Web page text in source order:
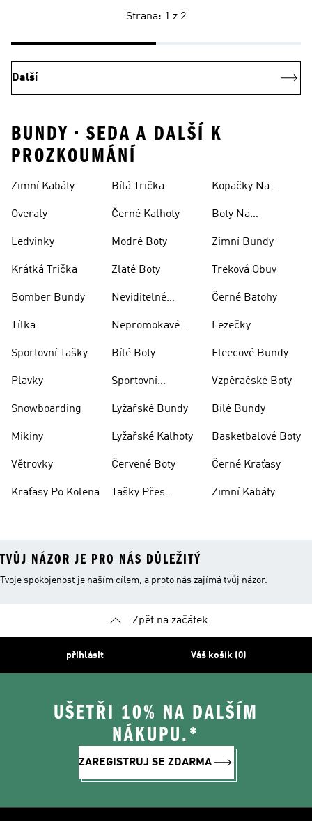
Strana: 1 z 2
Další
BUNDY • SEDA A DALŠÍ K
PROZKOUMÁNÍ
Zimní Kabáty
Overaly
Ledvinky
Krátká Trička
Bomber Bundy
Tílka
Sportovní Tašky
Plavky
Snowboarding
Mikiny
Větrovky
Kraťasy Po Kolena
Bílá Trička
Černé Kalhoty
Modré Boty
Zlaté Boty
Neviditelné
Nepromokavé
Bílé Boty
Sportovní
Lyžařské Bundy
Lyžařské Kalhoty
Červené Boty
Tašky Přes
Kopačky Na
Boty Na
Zimní Bundy
Treková Obuv
Černé Batohy
Lezečky
Fleecové Bundy
Vzpěračské Boty
Bílé Bundy
Basketbalové Boty
Černé Kraťasy
Zimní Kabáty
TVŮJ NÁZOR JE PRO NÁS DŮLEŽITÝ
Tvoje spokojenost je naším cílem, a proto nás zajímá tvůj názor.
Zpět na začátek
přihlásit Váš košík (0)
UŠETŘI 10% NA DALŠÍM
NÁKUPU.*
ZAREGISTRUJ SE ZDARMA